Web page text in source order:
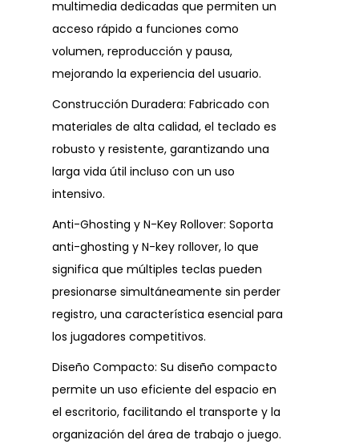
multimedia dedicadas que permiten un
acceso rápido a funciones como
volumen, reproducción y pausa,
mejorando la experiencia del usuario.
Construcción Duradera: Fabricado con
materiales de alta calidad, el teclado es
robusto y resistente, garantizando una
larga vida útil incluso con un uso
intensivo.
Anti-Ghosting y N-Key Rollover: Soporta
anti-ghosting y N-key rollover, lo que
significa que múltiples teclas pueden
presionarse simultáneamente sin perder
registro, una característica esencial para
los jugadores competitivos.
Diseño Compacto: Su diseño compacto
permite un uso eficiente del espacio en
el escritorio, facilitando el transporte y la
organización del área de trabajo o juego.